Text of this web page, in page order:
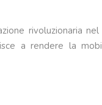
rivoluzionaria
a rendere la